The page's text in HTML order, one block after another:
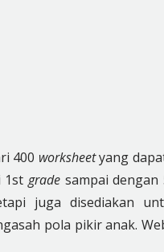
400 worksheetyang
1stgrade sampai
juga disediakan
pola pikir anak.